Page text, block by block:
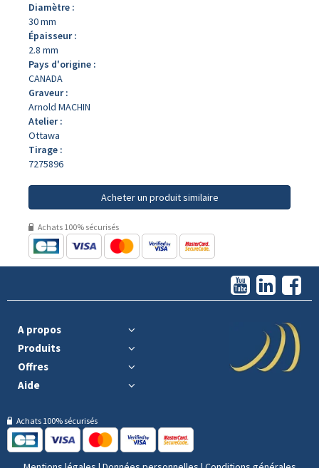
Diamètre :
30 mm
Épaisseur :
2.8 mm
Pays d'origine :
CANADA
Graveur :
Arnold MACHIN
Atelier :
Ottawa
Tirage :
7275896
Acheter un produit similaire
Achats 100% sécurisés
A propos
Produits
Offres
Aide
Achats 100% sécurisés